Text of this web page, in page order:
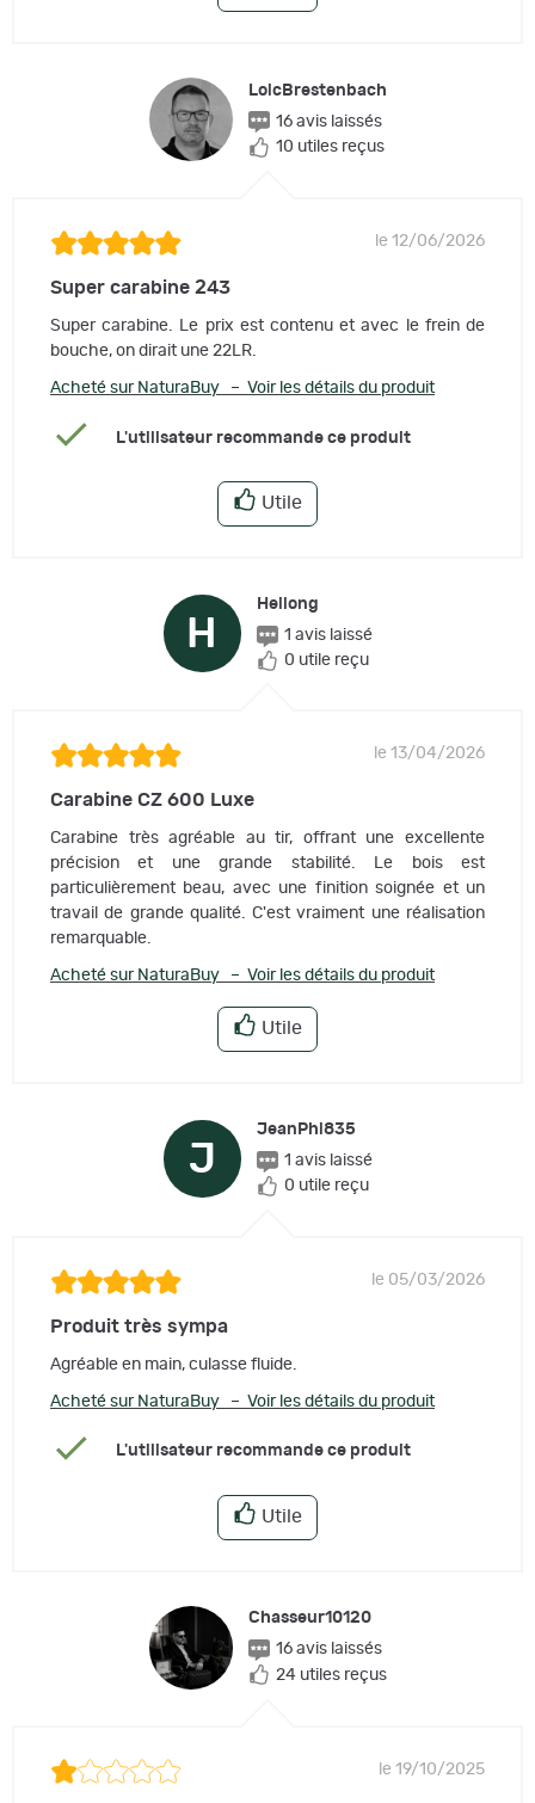
LoicBrestenbach
16 avis laissés
10 utiles reçus
le 12/06/2026
Super carabine 243
Super carabine. Le prix est contenu et avec le frein de
bouche, on dirait une 22LR.
Acheté sur NaturaBuy – Voir les détails du produit
L'utilisateur recommande ce produit
Utile
H
Heilong
1 avis laissé
0 utile reçu
le 13/04/2026
Carabine CZ 600 Luxe
Carabine très agréable au tir, offrant une excellente
précision et une grande stabilité. Le bois est
particulièrement beau, avec une finition soignée et un
travail de grande qualité. C'est vraiment une réalisation
remarquable.
Acheté sur NaturaBuy – Voir les détails du produit
Utile
J
JeanPhi835
1 avis laissé
0 utile reçu
le 05/03/2026
Produit très sympa
Agréable en main, culasse fluide.
Acheté sur NaturaBuy – Voir les détails du produit
L'utilisateur recommande ce produit
Utile
Chasseur10120
16 avis laissés
24 utiles reçus
le 19/10/2025